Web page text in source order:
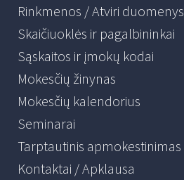
Rinkmenos / Atviri duomenys
Skaičiuoklės ir pagalbininkai
Sąskaitos ir įmokų kodai
Mokesčių žinynas
Mokesčių kalendorius
Seminarai
Tarptautinis apmokestinimas
Kontaktai / Apklausa